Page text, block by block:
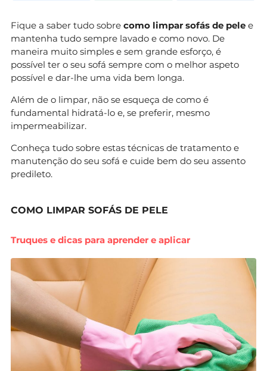
Fique a saber tudo sobre como limpar sofás de pele e
mantenha tudo sempre lavado e como novo. De
maneira muito simples e sem grande esforço, é
possível ter o seu sofá sempre com o melhor aspeto
possível e dar-lhe uma vida bem longa.
Além de o limpar, não se esqueça de como é
fundamental hidratá-lo e, se preferir, mesmo
impermeabilizar.
Conheça tudo sobre estas técnicas de tratamento e
manutenção do seu sofá e cuide bem do seu assento
predileto.
COMO LIMPAR SOFÁS DE PELE
Truques e dicas para aprender e aplicar